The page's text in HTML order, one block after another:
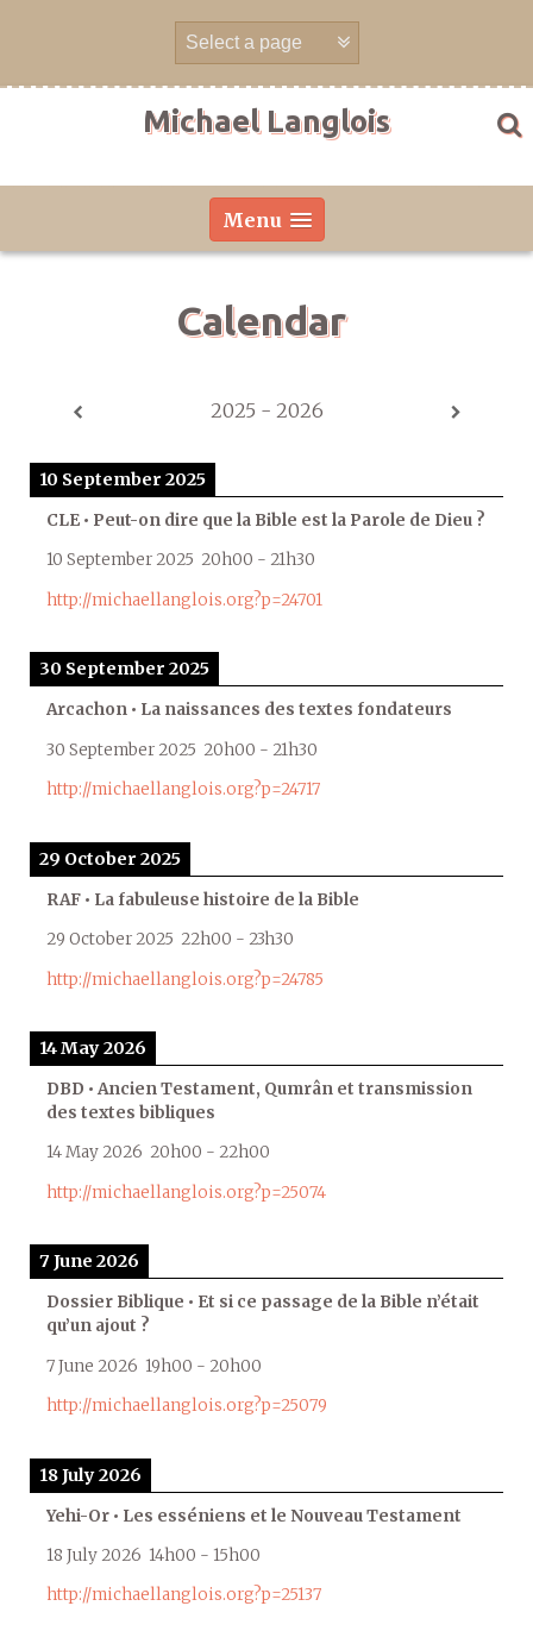
Michael Langlois
Menu
Calendar
2025 - 2026
10 September 2025
CLE • Peut-on dire que la Bible est la Parole de Dieu ?
10 September 2025 20h00 - 21h30
http://michaellanglois.org?p=24701
30 September 2025
Arcachon • La naissances des textes fondateurs
30 September 2025 20h00 - 21h30
http://michaellanglois.org?p=24717
29 October 2025
RAF • La fabuleuse histoire de la Bible
29 October 2025 22h00 - 23h30
http://michaellanglois.org?p=24785
14 May 2026
DBD • Ancien Testament, Qumrân et transmission
des textes bibliques
14 May 2026 20h00 - 22h00
http://michaellanglois.org?p=25074
7 June 2026
Dossier Biblique • Et si ce passage de la Bible n’était
qu’un ajout ?
7 June 2026 19h00 - 20h00
http://michaellanglois.org?p=25079
18 July 2026
Yehi-Or • Les esséniens et le Nouveau Testament
18 July 2026 14h00 - 15h00
http://michaellanglois.org?p=25137